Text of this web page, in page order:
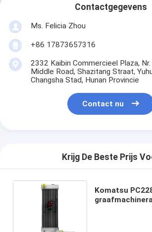
Contactgegevens
Ms. Felicia Zhou
+86 17873657316
2332 Kaibin Commercieel Plaza,
Middle Road, Shazitang Straat,
Changsha Stad, Hunan Provincie
Contact nu
Krijg De Beste Prijs
Komatsu